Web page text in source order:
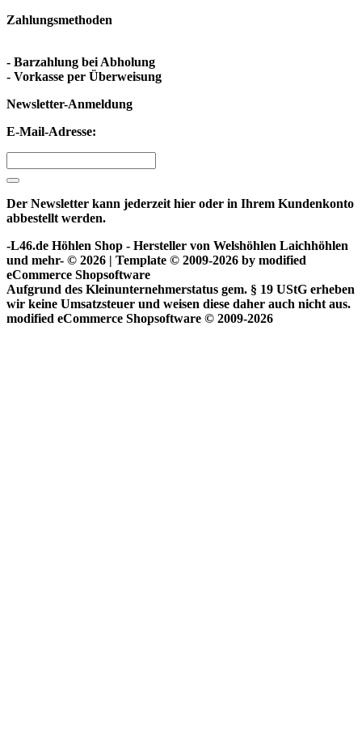
Zahlungsmethoden
- Barzahlung bei Abholung
- Vorkasse per Überweisung
Newsletter-Anmeldung
E-Mail-Adresse:
Der Newsletter kann jederzeit hier oder in Ihrem Kundenkonto
abbestellt werden.
-L46.de Höhlen Shop - Hersteller von Welshöhlen Laichhöhlen
und mehr- © 2026 | Template © 2009-2026 by modified
eCommerce Shopsoftware
Aufgrund des Kleinunternehmerstatus gem. § 19 UStG erheben
wir keine Umsatzsteuer und weisen diese daher auch nicht aus.
modified eCommerce Shopsoftware © 2009-2026